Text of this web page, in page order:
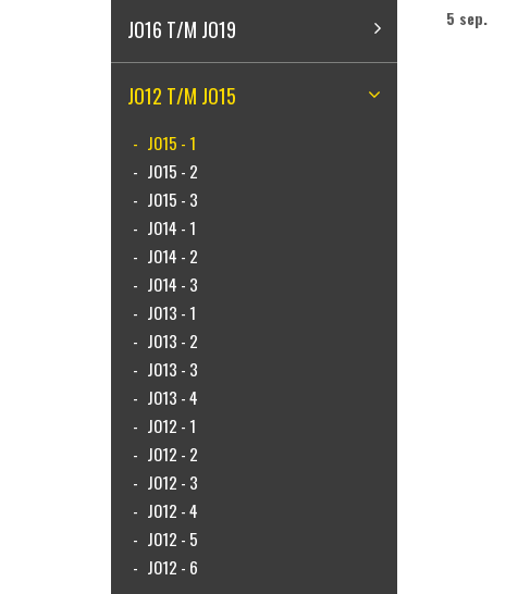
JO16 T/M JO19
JO12 T/M JO15
JO15 - 1
JO15 - 2
JO15 - 3
JO14 - 1
JO14 - 2
JO14 - 3
JO13 - 1
JO13 - 2
JO13 - 3
JO13 - 4
JO12 - 1
JO12 - 2
JO12 - 3
JO12 - 4
JO12 - 5
JO12 - 6
5 sep.